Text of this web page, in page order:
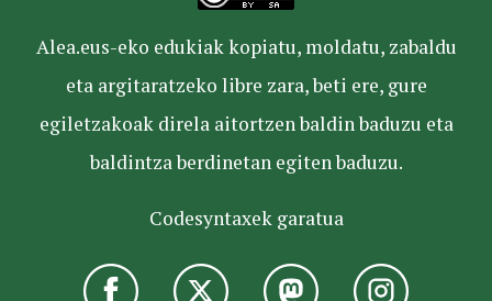
Alea.eus-eko edukiak kopiatu, moldatu, zabaldu
eta argitaratzeko libre zara, beti ere, gure
egiletzakoak direla aitortzen baldin baduzu eta
baldintza berdinetan egiten baduzu.
Codesyntaxek garatua